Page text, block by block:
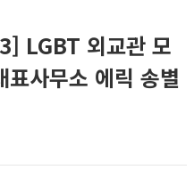
LGBT 외교관 모
사무소 에릭 송별